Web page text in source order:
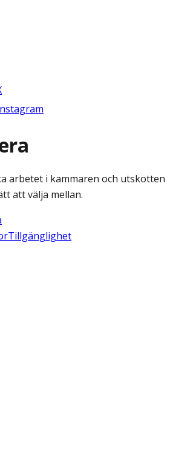
arbetet i kammaren och utskotten
att välja mellan.
Tillgänglighet